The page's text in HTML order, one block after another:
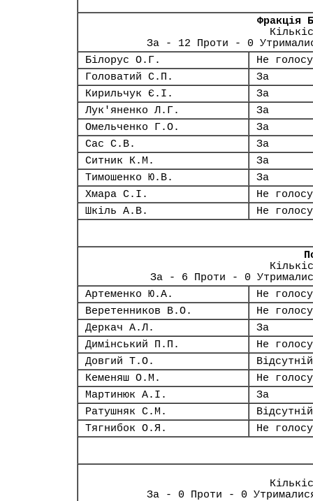
Фракція
За - 12 Проти - 0
Білорус О.Г.
Не
Головатий С.П.
За
Кирильчук Є.І.
За
Лук'яненко Л.Г.
За
Омельченко Г.О.
За
Сас С.В.
За
Ситник К.М.
За
Тимошенко Ю.В.
За
Хмара С.І.
Не
Шкіль А.В.
Не
За - 6 Проти - 0
Артеменко Ю.А.
Не
Веретенников В.О.
Не
Деркач А.Л.
За
Димінський П.П.
Не
Довгий Т.О.
Відсутній
Кеменяш О.М.
Не
Мартинюк А.І.
За
Ратушняк С.М.
Відсутній
Тягнибок О.Я.
Не
За - 0 Проти - 0